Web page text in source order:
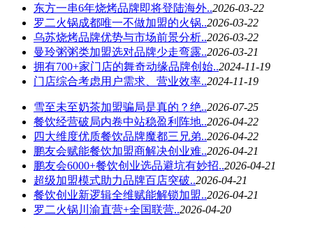
东方一串6年烧烤品牌即将登陆海外..2026-03-22
罗二火锅成都唯一不做加盟的火锅..2026-03-22
乌苏烧烤品牌优势与市场前景分析..2026-03-22
曼玲粥粥类加盟选对品牌少走弯露..2026-03-21
拥有700+家门店的舞奇动缘品牌创始..2024-11-19
门店综合考虑用户需求、营业效率..2024-11-19
雪至未至奶茶加盟骗局是真的？绝..2026-07-25
餐饮经营破局内卷中站稳盈利阵地..2026-04-22
四大维度优质餐饮品牌魔都三兄弟..2026-04-22
鹏友会赋能餐饮加盟商解决创业难..2026-04-21
鹏友会6000+餐饮创业选品避坑有妙招..2026-04-21
超级加盟模式助力品牌百店突破..2026-04-21
餐饮创业新逻辑全维赋能解锁加盟..2026-04-21
罗二火锅川渝直营+全国联营..2026-04-20